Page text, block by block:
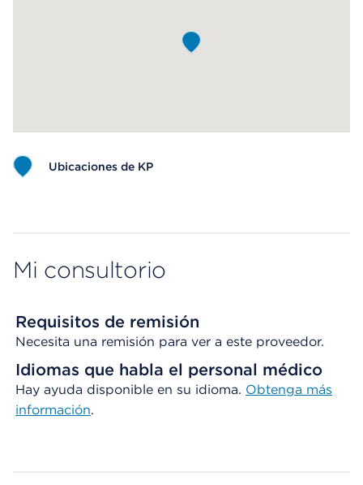
Ubicaciones de KP
Mi consultorio
Requisitos de remisión
Necesita una remisión para ver a este proveedor.
Idiomas que habla el personal médico
Hay ayuda disponible en su idioma. Obtenga más
información.